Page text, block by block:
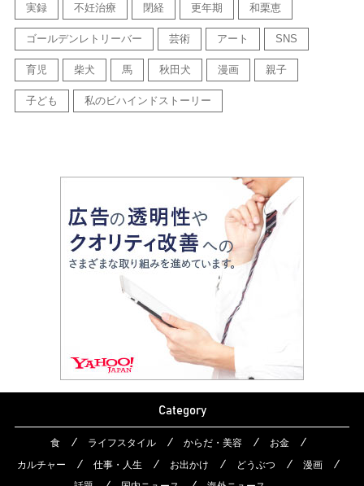
実録 不妊治療 閉経 更年期 和栗恵
ゴールデンレトリーバー 芸術 アート SNS
育児 柴犬 馬 秋田犬 漫画 親子
子ども 私のビハインドストーリー
Category
食 ライフスタイル からだ・美容
お金
カルチャー
仕事・人生 お出かけ どうぶつ
漫画